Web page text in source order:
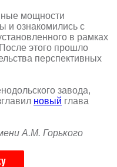
мощности
и ознакомились с
в рамках
этого прошло
перспективных
завода,
новый глава
А.М. Горького